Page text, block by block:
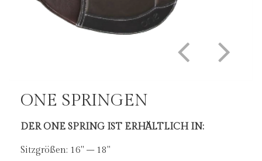
ONE SPRINGEN
DER ONE SPRING IST ERHÄLTLICH IN:
Sitzgrößen: 16" – 18"
ONE SPRINGEN
Kunststoffbaum
Mitteltiefer Sitz